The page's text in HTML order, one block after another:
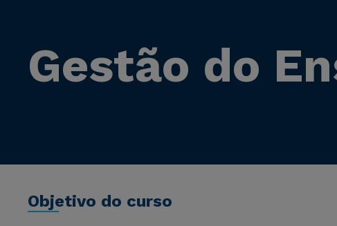
Gestão do
Objetivo do curso